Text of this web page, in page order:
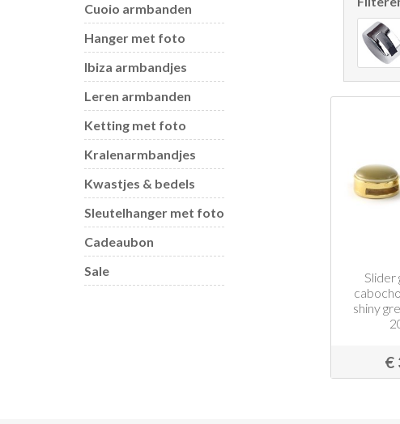
Cuoio armbanden
Hanger met foto
Ibiza armbandjes
Leren armbanden
Ketting met foto
Kralenarmbandjes
Kwastjes & bedels
Sleutelhanger met foto
Cadeaubon
Sale
Slider
shiny
€